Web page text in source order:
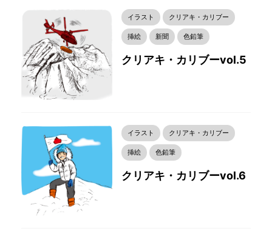
イラスト クリアキ・カリブー
挿絵 新聞 色鉛筆
クリアキ・カリブーvol.5
イラスト クリアキ・カリブー
挿絵 色鉛筆
クリアキ・カリブーvol.6